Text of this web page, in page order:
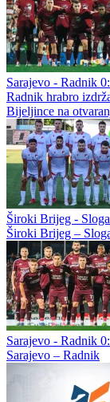
Sarajevo - Radnik
Radnik hrabro
Bijeljince na
Široki Brijeg -
Široki Brijeg –
Sarajevo - Radnik
Sarajevo – Radnik